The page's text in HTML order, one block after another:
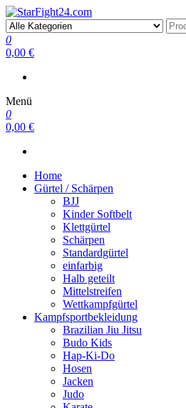
StarFight24.com
Kampfsportartikel
0
0,00 €
Menü
0
0,00 €
Home
Gürtel / Schärpen
BJJ
Kinder Softbelt
Klettgürtel
Schärpen
Standardgürtel
einfarbig
Halb geteilt
Mittelstreifen
Wettkampfgürtel
Kampfsportbekleidung
Brazilian Jiu Jitsu
Budo Kids
Hap-Ki-Do
Hosen
Jacken
Judo